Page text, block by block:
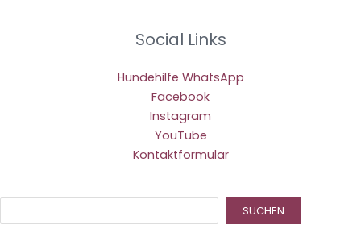
Social Links
Hundehilfe WhatsApp
Facebook
Instagram
YouTube
Kontaktformular
SUCHEN